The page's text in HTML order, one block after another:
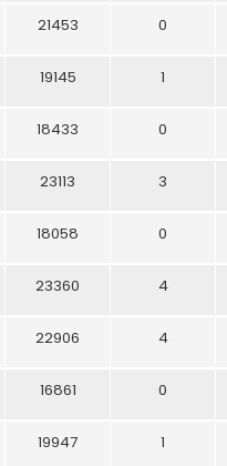
0
21453
1
19145
0
18433
3
23113
0
18058
4
23360
4
22906
0
16861
1
19947